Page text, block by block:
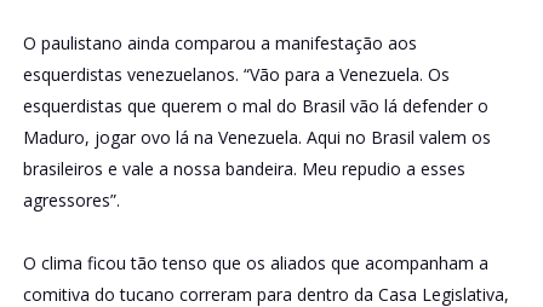
O paulistano ainda comparou a manifestação aos
esquerdistas venezuelanos. “Vão para a Venezuela. Os
esquerdistas que querem o mal do Brasil vão lá defender o
Maduro, jogar ovo lá na Venezuela. Aqui no Brasil valem os
brasileiros e vale a nossa bandeira. Meu repudio a esses
agressores”.
O clima ficou tão tenso que os aliados que acompanham a
comitiva do tucano correram para dentro da Casa Legislativa,